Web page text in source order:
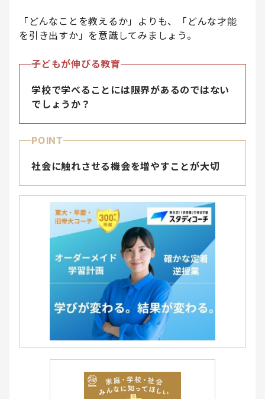
「どんなことを教えるか」よりも、「どんな才能
を引き出すか」を意識してみましょう。
子どもが伸びる教育
学校で学べることには限界があるのではない
でしょうか？
POINT
社会に触れさせる機会を増やすことが大切